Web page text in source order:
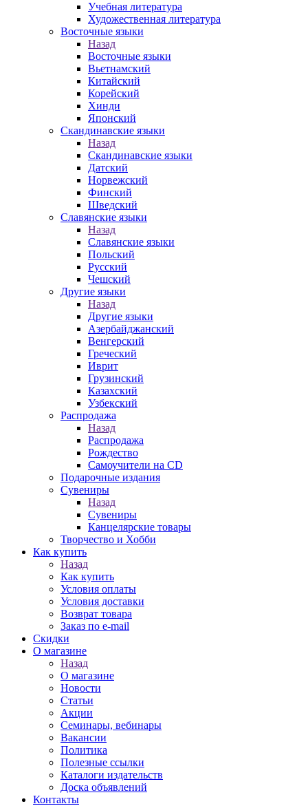
Учебная литература
Художественная литература
Восточные языки
Назад
Восточные языки
Вьетнамский
Китайский
Корейский
Хинди
Японский
Скандинавские языки
Назад
Скандинавские языки
Датский
Норвежский
Финский
Шведский
Славянские языки
Назад
Славянские языки
Польский
Русский
Чешский
Другие языки
Назад
Другие языки
Азербайджанский
Венгерский
Греческий
Иврит
Грузинский
Казахский
Узбекский
Распродажа
Назад
Распродажа
Рождество
Самоучители на CD
Подарочные издания
Сувениры
Назад
Сувениры
Канцелярские товары
Творчество и Хобби
Как купить
Назад
Как купить
Условия оплаты
Условия доставки
Возврат товара
Заказ по e-mail
Скидки
О магазине
Назад
О магазине
Новости
Статьи
Акции
Семинары, вебинары
Вакансии
Политика
Полезные ссылки
Каталоги издательств
Доска объявлений
Контакты